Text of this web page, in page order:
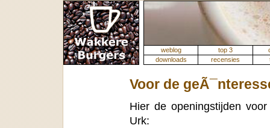
weblog top 3
downloads
recensies
Voor de
Hier de openingstijden
Urk: